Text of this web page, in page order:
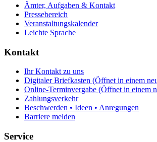
Ämter, Aufgaben & Kontakt
Pressebereich
Veranstaltungskalender
Leichte Sprache
Kontakt
Ihr Kontakt zu uns
Digitaler Briefkasten (Öffnet in einem
Online-Terminvergabe (Öffnet in einem
Zahlungsverkehr
Beschwerden • Ideen • Anregungen
Barriere melden
Service